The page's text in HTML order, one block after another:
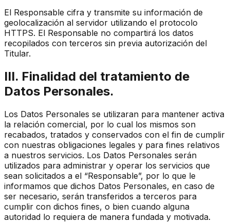
El Responsable cifra y transmite su información de
geolocalización al servidor utilizando el protocolo
HTTPS. El Responsable no compartirá los datos
recopilados con terceros sin previa autorización del
Titular.
III. Finalidad del tratamiento de
Datos Personales.
Los Datos Personales se utilizaran para mantener activa
la relación comercial, por lo cual los mismos son
recabados, tratados y conservados con el fin de cumplir
con nuestras obligaciones legales y para fines relativos
a nuestros servicios. Los Datos Personales serán
utilizados para administrar y operar los servicios que
sean solicitados a el “Responsable”, por lo que le
informamos que dichos Datos Personales, en caso de
ser necesario, serán transferidos a terceros para
cumplir con dichos fines, o bien cuando alguna
autoridad lo requiera de manera fundada y motivada.